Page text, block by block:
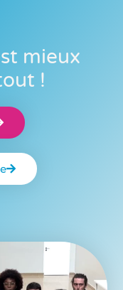
mieux
!